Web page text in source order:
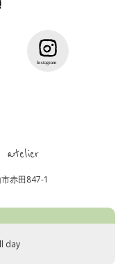
atelier
赤田847-1
day